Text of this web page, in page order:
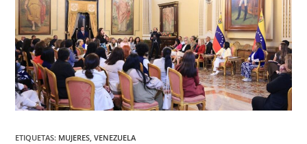
ETIQUETAS: MUJERES VENEZUELA